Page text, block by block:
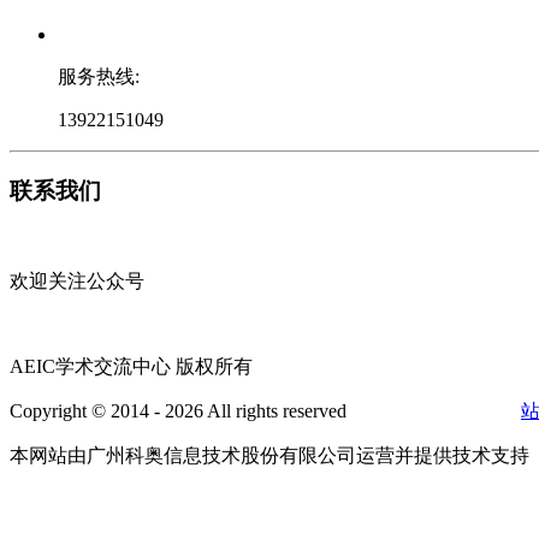
服务热线:
13922151049
联系我们
欢迎关注公众号
AEIC学术交流中心 版权所有
Copyright © 2014 - 2026 All rights reserved
本网站由广州科奥信息技术股份有限公司运营并提供技术支持